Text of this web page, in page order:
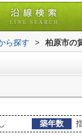
ら探す > 柏原市の
築年数